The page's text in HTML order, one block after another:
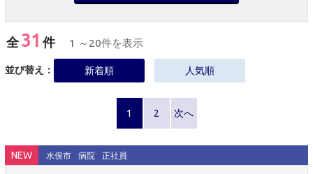
全31 件 1 ～20件を表示
並び替え： 新着順 人気順
1 2 次へ
NEW 水俣市 病院 正社員